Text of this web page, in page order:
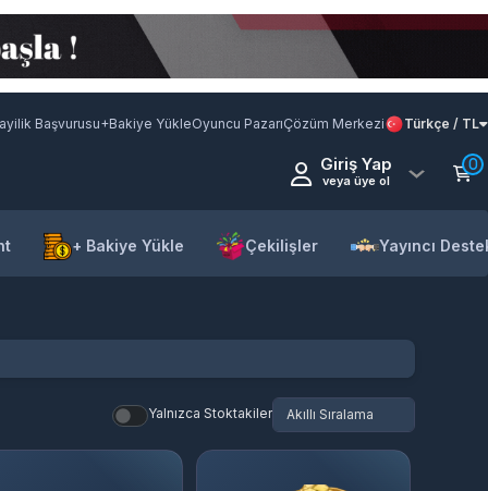
Başvurusu+Bakiye YükleOyuncu PazarıÇözüm Merkezi Türkçe / TL
Giriş Yap
veya üye ol
0
+ Bakiye Yükle Çekilişler Yayıncı
Yalnızca Stoktakiler